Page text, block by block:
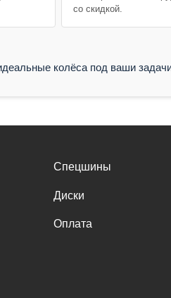
со скидкой.
колёса под ваши
Спецшины
Диски
Оплата